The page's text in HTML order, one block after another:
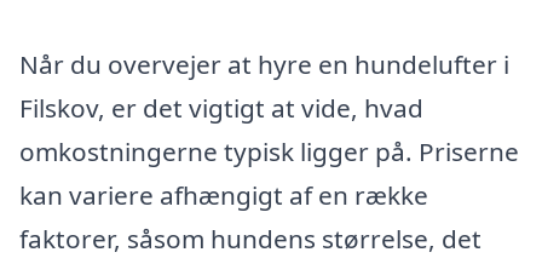
Når du overvejer at hyre en hundelufter i
Filskov, er det vigtigt at vide, hvad
omkostningerne typisk ligger på. Priserne
kan variere afhængigt af en række
faktorer, såsom hundens størrelse, det